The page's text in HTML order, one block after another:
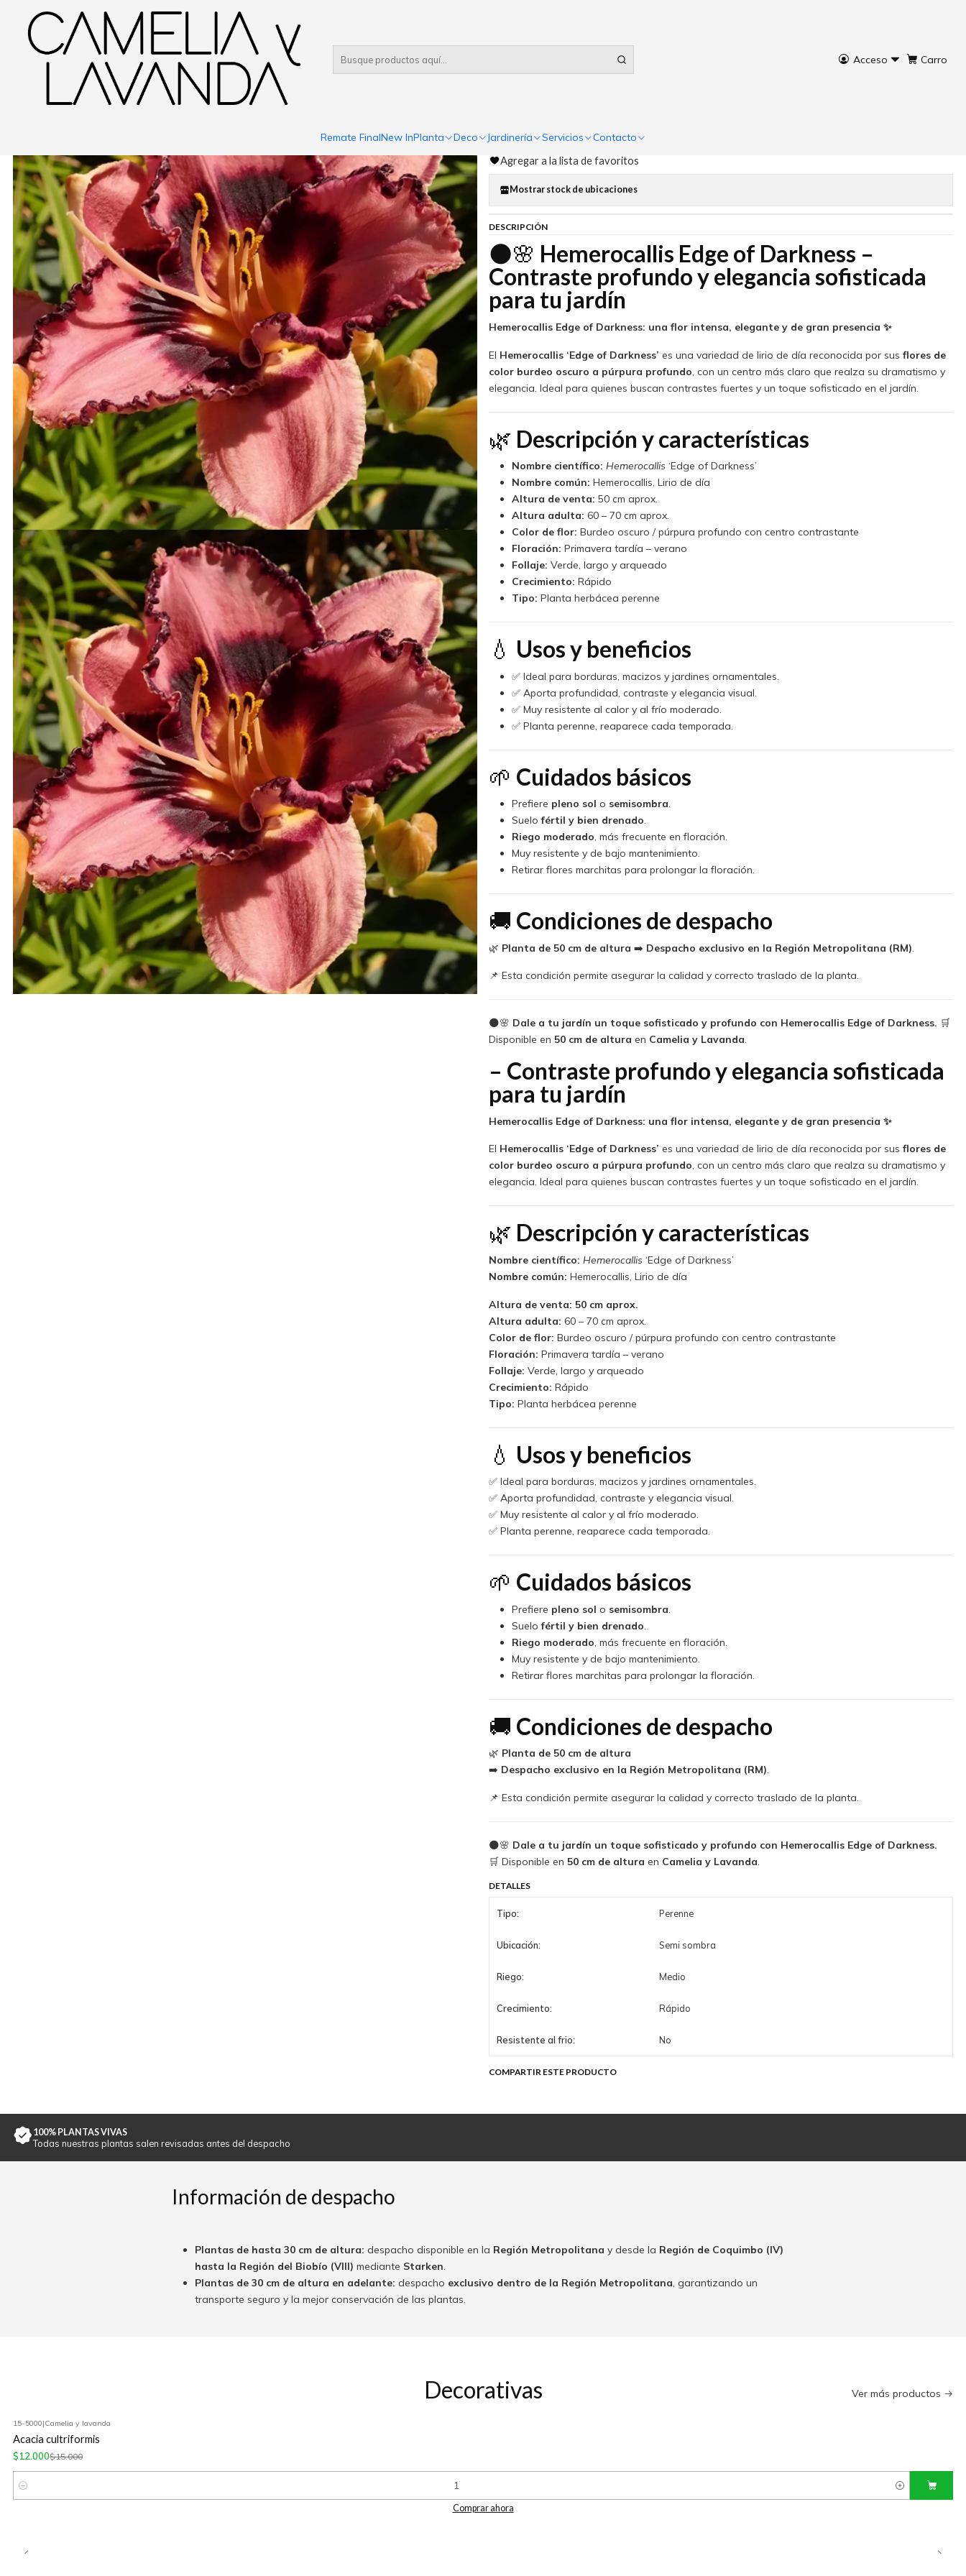
Acceso Carro
Remate FinalNew InPlanta Deco Jardinería Servicios Contacto
Inicio Planta Flores Flores de temporada Bulbos y Geófitas Hemerocallis Edge of Darkness
Cantidad
Agregar a la lista de favoritos
Mostrar stock de ubicaciones
DESCRIPCIÓN
🌑🌸 Hemerocallis Edge of Darkness –
Contraste profundo y elegancia sofisticada
para tu jardín
Hemerocallis Edge of Darkness: una flor intensa, elegante y de gran presencia ✨
El Hemerocallis ‘Edge of Darkness’ es una variedad de lirio de día reconocida por sus flores de
color burdeo oscuro a púrpura profundo, con un centro más claro que realza su dramatismo y
elegancia. Ideal para quienes buscan contrastes fuertes y un toque sofisticado en el jardín.
🌿 Descripción y características
Nombre científico: Hemerocallis‘Edge of Darkness’
Nombre común: Hemerocallis, Lirio de día
Altura de venta: 50 cm aprox.
Altura adulta: 60 – 70 cm aprox.
Color de flor: Burdeo oscuro / púrpura profundo con centro contrastante
Floración: Primavera tardía – verano
Follaje: Verde, largo y arqueado
Crecimiento: Rápido
Tipo: Planta herbácea perenne
💧 Usos y beneficios
✅ Ideal para borduras, macizos y jardines ornamentales.
✅ Aporta profundidad, contraste y elegancia visual.
✅ Muy resistente al calor y al frío moderado.
✅ Planta perenne, reaparece cada temporada.
🌱 Cuidados básicos
Prefiere pleno sol o semisombra.
Suelofértil y bien drenado.
Riego moderado, más frecuente en floración.
Muy resistente y de bajo mantenimiento.
Retirar flores marchitas para prolongar la floración.
🚚 Condiciones de despacho
🌿 Planta de 50 cm de altura ➡️ Despacho exclusivo en la Región Metropolitana (RM).
📌 Esta condición permite asegurar la calidad y correcto traslado de la planta.
🌑🌸 Dale a tu jardín un toque sofisticado y profundo con Hemerocallis Edge of Darkness. 🛒
Disponible en 50 cm de altura en Camelia y Lavanda.
– Contraste profundo y elegancia sofisticada
para tu jardín
Hemerocallis Edge of Darkness: una flor intensa, elegante y de gran presencia ✨
El Hemerocallis ‘Edge of Darkness’ es una variedad de lirio de día reconocida por sus flores de
color burdeo oscuro a púrpura profundo, con un centro más claro que realza su dramatismo y
elegancia. Ideal para quienes buscan contrastes fuertes y un toque sofisticado en el jardín.
🌿 Descripción y características
Nombre científico: Hemerocallis‘Edge of Darkness’
Nombre común: Hemerocallis, Lirio de día
Altura de venta: 50 cm aprox.
Altura adulta: 60 – 70 cm aprox.
Color de flor: Burdeo oscuro / púrpura profundo con centro contrastante
Floración: Primavera tardía – verano
Follaje: Verde, largo y arqueado
Crecimiento: Rápido
Tipo: Planta herbácea perenne
💧 Usos y beneficios
✅ Ideal para borduras, macizos y jardines ornamentales.
✅ Aporta profundidad, contraste y elegancia visual.
✅ Muy resistente al calor y al frío moderado.
✅ Planta perenne, reaparece cada temporada.
🌱 Cuidados básicos
Prefiere pleno sol o semisombra.
Suelofértil y bien drenado.
Riego moderado, más frecuente en floración.
Muy resistente y de bajo mantenimiento.
Retirar flores marchitas para prolongar la floración.
🚚 Condiciones de despacho
🌿 Planta de 50 cm de altura
➡️ Despacho exclusivo en la Región Metropolitana (RM).
📌 Esta condición permite asegurar la calidad y correcto traslado de la planta.
🌑🌸 Dale a tu jardín un toque sofisticado y profundo con Hemerocallis Edge of Darkness.
🛒 Disponible en 50 cm de altura en Camelia y Lavanda.
DETALLES
Tipo: Perenne
Ubicación: Semi sombra
Riego: Medio
Crecimiento: Rápido
Resistente al frio: No
COMPARTIR ESTE PRODUCTO
100% PLANTAS VIVAS
Todas nuestras plantas salen revisadas antes del despacho
Información de despacho
Plantas de hasta 30 cm de altura: despacho disponible en la Región Metropolitana y desde la Región de Coquimbo (IV)
hasta la Región del Biobío (VIII) mediante Starken.
Plantas de 30 cm de altura en adelante: despacho exclusivo dentro de la Región Metropolitana, garantizando un
transporte seguro y la mejor conservación de las plantas.
Decorativas Ver más productos
-20% OFF
15-5000|Camelia y lavanda
Acacia cultriformis
$12.000$15.000
Cantidad
Comprar ahora